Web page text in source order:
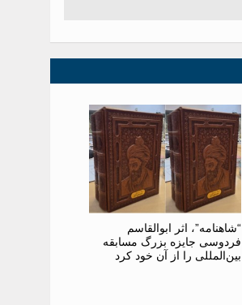
“شاهنامه”، اثر ابوالقاسم
فردوسی جایزه بزرگ مسابقه
بین‌المللی را از آن خود کرد